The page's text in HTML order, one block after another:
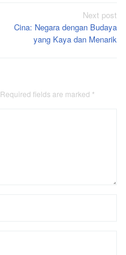
Next post
Cina: Negara dengan Budaya
yang Kaya dan Menarik
Required fields are marked *